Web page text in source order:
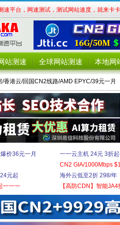
速平台，网速测试，测试网站速度，就来卡
站测速 全球网站测速 本地网
/香港云/回国CN2线路/AMD EPYC/39元一月
价36元一月
元起
一一一
一一云主机 24元 3折
CN2 GIA/1000Mbps
海外云低至2折 298/年
【高防CDN】智能